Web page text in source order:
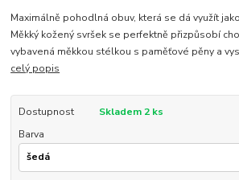
Maximálně pohodlná obuv, která se dá využít
Měkký kožený svršek se perfektně přizpůsobí
vybavená měkkou stélkou s paměťové pěny a
celý popis
Dostupnost
Skladem 2 ks
Barva